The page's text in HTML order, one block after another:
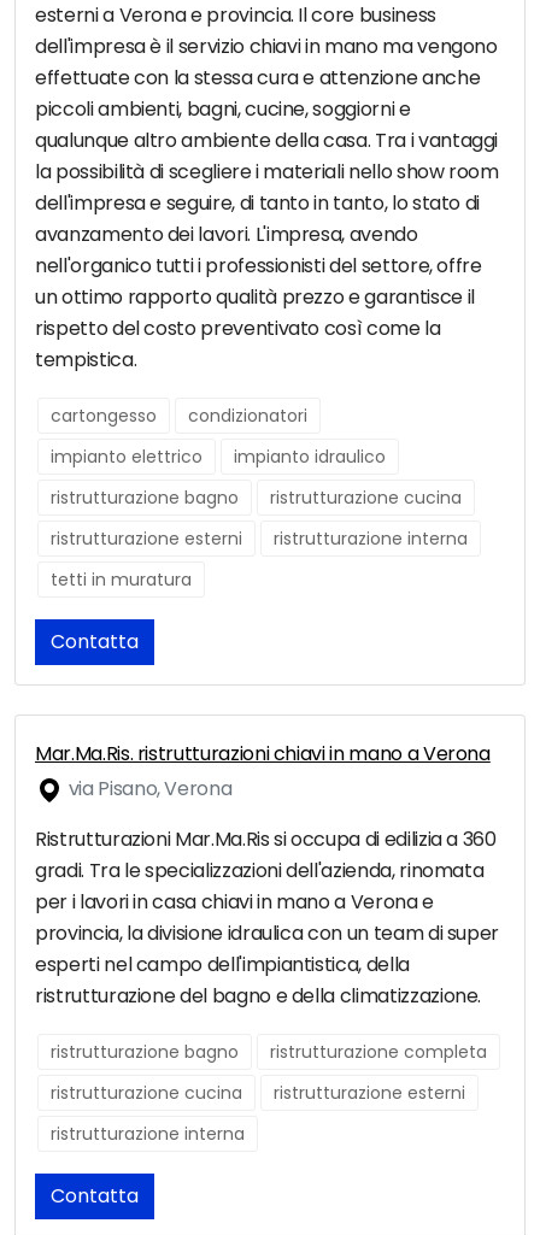
esterni a Verona e provincia. Il core business
dell'impresa è il servizio chiavi in mano ma vengono
effettuate con la stessa cura e attenzione anche
piccoli ambienti, bagni, cucine, soggiorni e
qualunque altro ambiente della casa. Tra i vantaggi
la possibilità di scegliere i materiali nello show room
dell'impresa e seguire, di tanto in tanto, lo stato di
avanzamento dei lavori. L'impresa, avendo
nell'organico tutti i professionisti del settore, offre
un ottimo rapporto qualità prezzo e garantisce il
rispetto del costo preventivato così come la
tempistica.
cartongesso
condizionatori
impianto elettrico
impianto idraulico
ristrutturazione bagno
ristrutturazione cucina
ristrutturazione esterni
ristrutturazione interna
tetti in muratura
Contatta
Mar.Ma.Ris. ristrutturazioni chiavi in mano a Verona
via Pisano, Verona
Ristrutturazioni Mar.Ma.Ris si occupa di edilizia a 360
gradi. Tra le specializzazioni dell'azienda, rinomata
per i lavori in casa chiavi in mano a Verona e
provincia, la divisione idraulica con un team di super
esperti nel campo dell'impiantistica, della
ristrutturazione del bagno e della climatizzazione.
ristrutturazione bagno
ristrutturazione completa
ristrutturazione cucina
ristrutturazione esterni
ristrutturazione interna
Contatta